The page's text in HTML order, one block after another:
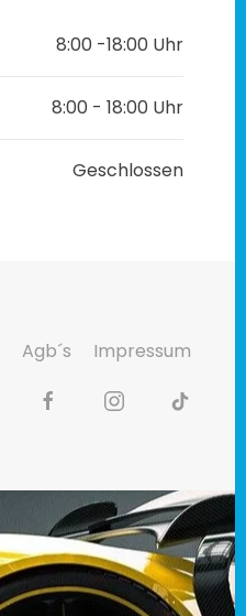
8:00 -18:00 Uhr
8:00 - 18:00 Uhr
Geschlossen
Agb´s Impressum